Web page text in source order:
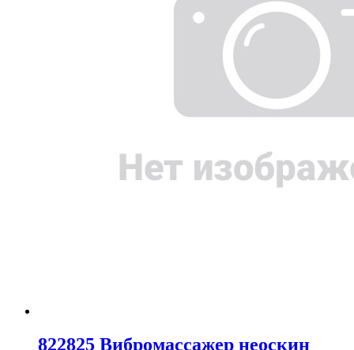
822825 Вибромассажер неоскин